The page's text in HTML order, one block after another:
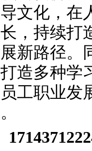
文化，在
，持续打
新路径。
造多种学
工职业发